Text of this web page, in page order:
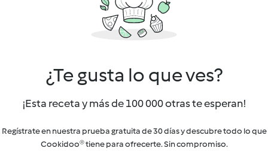
¿Te gusta lo que ves?
¡Esta receta y más de 100 000 otras te esperan!
Regístrate en nuestra prueba gratuita de 30 días y descubre todo lo que
Cookidoo® tiene para ofrecerte. Sin compromiso.